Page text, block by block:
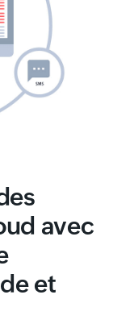
avec
et